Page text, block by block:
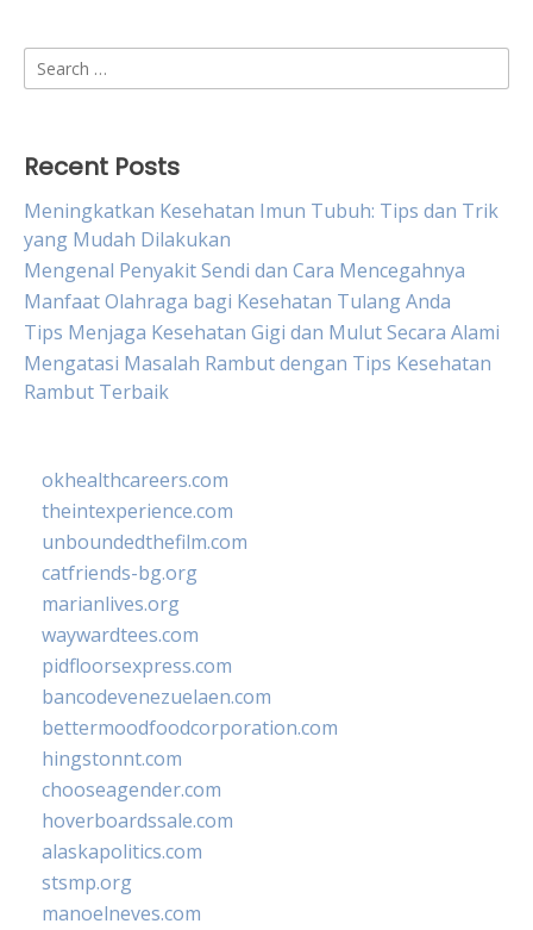
Search
for:
Recent Posts
Meningkatkan Kesehatan Imun Tubuh: Tips dan Trik
yang Mudah Dilakukan
Mengenal Penyakit Sendi dan Cara Mencegahnya
Manfaat Olahraga bagi Kesehatan Tulang Anda
Tips Menjaga Kesehatan Gigi dan Mulut Secara Alami
Mengatasi Masalah Rambut dengan Tips Kesehatan
Rambut Terbaik
okhealthcareers.com
theintexperience.com
unboundedthefilm.com
catfriends-bg.org
marianlives.org
waywardtees.com
pidfloorsexpress.com
bancodevenezuelaen.com
bettermoodfoodcorporation.com
hingstonnt.com
chooseagender.com
hoverboardssale.com
alaskapolitics.com
stsmp.org
manoelneves.com